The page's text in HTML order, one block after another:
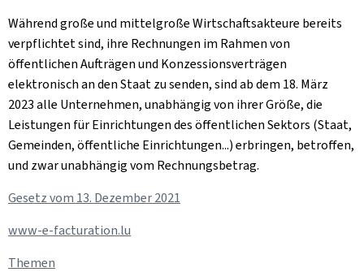
Während große und mittelgroße Wirtschaftsakteure bereits
verpflichtet sind, ihre Rechnungen im Rahmen von
öffentlichen Aufträgen und Konzessionsverträgen
elektronisch an den Staat zu senden, sind ab dem 18. März
2023 alle Unternehmen, unabhängig von ihrer Größe, die
Leistungen für Einrichtungen des öffentlichen Sektors (Staat,
Gemeinden, öffentliche Einrichtungen...) erbringen, betroffen,
und zwar unabhängig vom Rechnungsbetrag.
Gesetz vom 13. Dezember 2021
www-e-facturation.lu
Themen